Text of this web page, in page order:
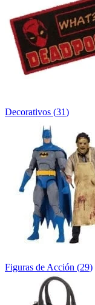
Decorativos (31)
Figuras de Acción (29)